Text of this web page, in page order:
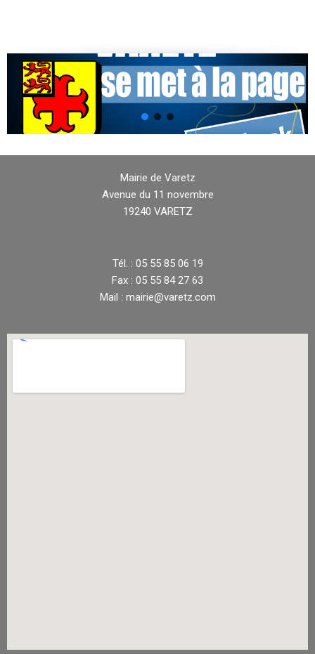
Mairie de Varetz
Avenue du 11 novembre
19240 VARETZ
Tél. : 05 55 85 06 19
Fax : 05 55 84 27 63
Mail : mairie@varetz.com